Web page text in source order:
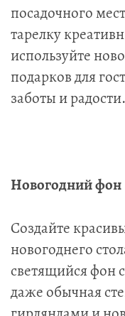
посадочного
тарелку
используйте
подарков для
заботы и радости.
Новогодний фон
Создайте
новогоднего
светящийся фон
даже обычная